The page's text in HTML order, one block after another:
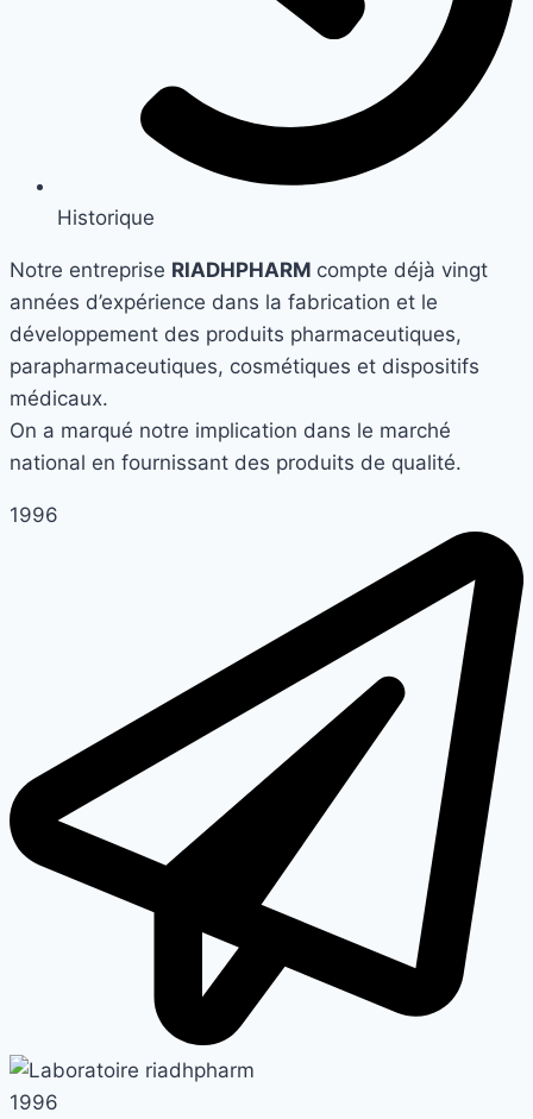
Historique
Notre entreprise RIADHPHARM compte déjà vingt
années d’expérience dans la fabrication et le
développement des produits pharmaceutiques,
parapharmaceutiques, cosmétiques et dispositifs
médicaux.
On a marqué notre implication dans le marché
national en fournissant des produits de qualité.
1996
1996